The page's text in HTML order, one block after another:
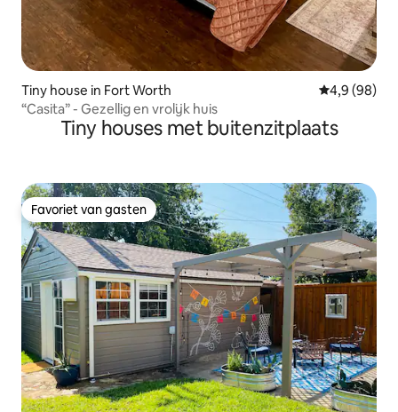
Tiny house in Fort Worth Gemiddelde
4,9 (98)
“Casita” - Gezellig en vrolijk huis
Tiny houses met buitenzitplaats
Favoriet van gasten
Favoriet van gasten